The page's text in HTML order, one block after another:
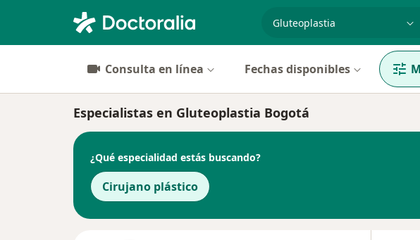
especialidad, enfermedad o
Consulta en línea Fechas disponibles
Especialistas en Gluteoplastia Bogotá
¿Qué especialidad estás buscando?
Cirujano plástico